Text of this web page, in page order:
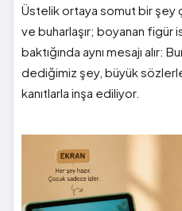
Üstelik ortaya somut bir şey
ve buharlaşır; boyanan figür
baktığında aynı mesajı alır:
dediğimiz şey, büyük
kanıtlarla inşa ediliyor.